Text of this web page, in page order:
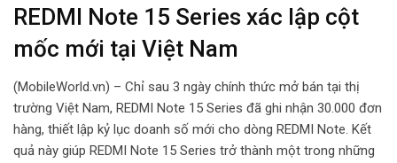
REDMI Note 15 Series xác lập cột
mốc mới tại Việt Nam
(MobileWorld.vn) – Chỉ sau 3 ngày chính thức mở bán tại thị
trường Việt Nam, REDMI Note 15 Series đã ghi nhận 30.000 đơn
hàng, thiết lập kỷ lục doanh số mới cho dòng REDMI Note. Kết
quả này giúp REDMI Note 15 Series trở thành một trong những